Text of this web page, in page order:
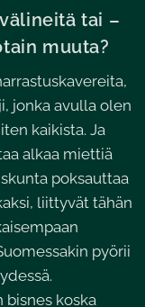
tai –
muuta?
jonka avulla olen
kaikista. Ja
alkaa miettiä
poksauttaa
liittyvät tähän
pyörii
bisnes koska